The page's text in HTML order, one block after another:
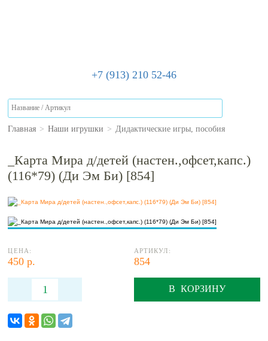
+7 (913) 210 52-46
Главная > Наши игрушки > Дидактические игры, пособия
_Карта Мира д/детей (настен.,офсет,капс.)
(116*79) (Ди Эм Би) [854]
ЦЕНА:
450 р.
АРТИКУЛ:
854
В КОРЗИНУ